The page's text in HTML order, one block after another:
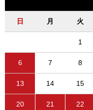
日 月 火
1
6 7 8
13 14 15
20 21 22